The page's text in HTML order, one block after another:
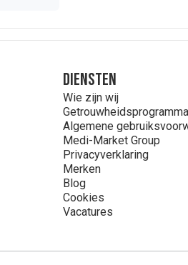
Diensten
Wie zijn wij
Algemene
Medi-Market Group
Privacyverklaring
Merken
Blog
Cookies
Vacatures